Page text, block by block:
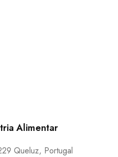
Alimentar
Queluz, Portugal